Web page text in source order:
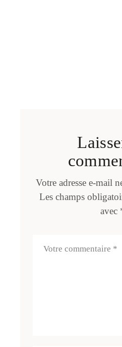
Votre adresse e-mail
Les champs
avec